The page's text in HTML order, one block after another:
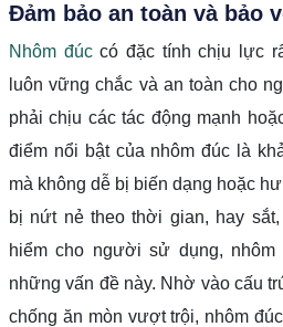
Đảm bảo an toàn và bảo
Nhôm đúccó đặc tính chịu lực
luôn vững chắc và an toàn cho
phải chịu các tác động mạnh
điểm nổi bật của nhôm đúc là
mà không dễ bị biến dạng hoặc
bị nứt nẻ theo thời gian, hay
hiểm cho người sử dụng, nhôm
những vấn đề này. Nhờ vào cấu
chống ăn mòn vượt trội, nhôm